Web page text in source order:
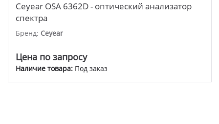
Ceyear OSA 6362D - оптический анализатор
спектра
Бренд: Ceyear
Цена по запросу
Наличие товара: Под заказ